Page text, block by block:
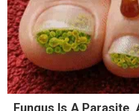
Fungus Is A Parasite,